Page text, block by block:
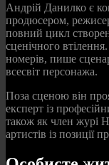
Андрій Данилко є
продюсером,
повний цикл
сценічного
номерів, пише
всесвіт персонажа.
Поза сценою він
експерт із
також як член журі
артистів із позиції